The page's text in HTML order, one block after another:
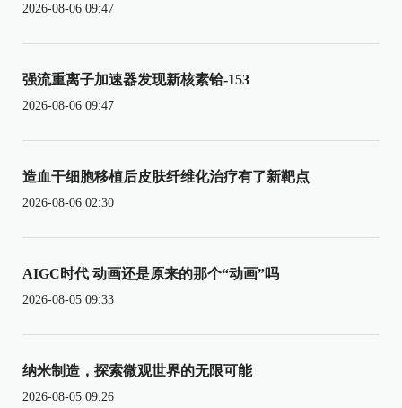
2026-08-06 09:47
强流重离子加速器发现新核素铪-153
2026-08-06 09:47
造血干细胞移植后皮肤纤维化治疗有了新靶点
2026-08-06 02:30
AIGC时代 动画还是原来的那个“动画”吗
2026-08-05 09:33
纳米制造，探索微观世界的无限可能
2026-08-05 09:26